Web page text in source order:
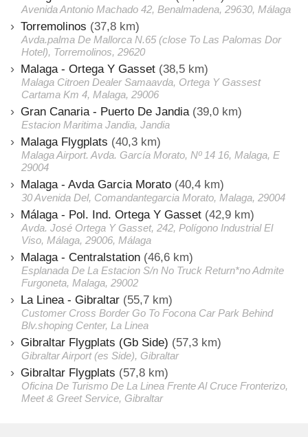
Avenida Antonio Machado 42, Benalmadena, 29630, Málaga
Torremolinos (37,8 km)
Avda.palma De Mallorca N.65 (close To Las Palomas Dor
Hotel), Torremolinos, 29620
Malaga - Ortega Y Gasset (38,5 km)
Malaga Citroen Dealer Samaavda, Ortega Y Gassest
Cartama Km 4, Malaga, 29006
Gran Canaria - Puerto De Jandia (39,0 km)
Estacion Maritima Jandia, Jandia
Malaga Flygplats (40,3 km)
Malaga Airport. Avda. García Morato, Nº 14 16, Malaga, E
29004
Malaga - Avda Garcia Morato (40,4 km)
30 Avenida Del, Comandantegarcia Morato, Malaga, 29004
Málaga - Pol. Ind. Ortega Y Gasset (42,9 km)
Avda. José Ortega Y Gasset, 242, Polígono Industrial El
Viso, Málaga, 29006, Málaga
Malaga - Centralstation (46,6 km)
Esplanada De La Estacion S/n No Truck Return*no Admite
Furgoneta, Malaga, 29002
La Linea - Gibraltar (55,7 km)
Customer Cross Border Go To Focona Car Park Behind
Blv.shoping Center, La Linea
Gibraltar Flygplats (Gb Side) (57,3 km)
Gibraltar Airport (es Side), Gibraltar
Gibraltar Flygplats (57,8 km)
Oficina De Turismo De La Linea Frente Al Cruce Fronterizo,
Meet & Greet Service, Gibraltar